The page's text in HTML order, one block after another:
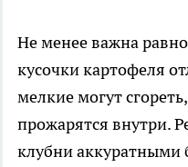
Не менее важна
кусочки картофеля
мелкие могут
прожарятся внутри.
клубни аккуратными